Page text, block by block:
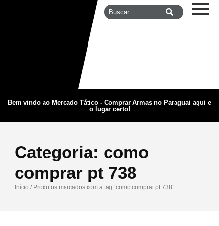
Bem vindo ao Mercado Tático - Comprar Armas no Paraguai aqui e
o lugar certo!
Categoria: como
comprar pt 738
Início / Produtos marcados com a tag “como comprar pt 738”